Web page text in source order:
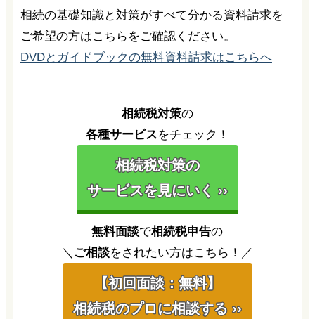
相続の基礎知識と対策がすべて分かる資料請求を
ご希望の方はこちらをご確認ください。
DVDとガイドブックの無料資料請求はこちらへ
相続税対策の
各種サービスをチェック！
相続税対策の
サービスを見にいく ››
無料面談で相続税申告の
＼ ご相談をされたい方はこちら！／
【初回面談：無料】
相続税のプロに相談する ››